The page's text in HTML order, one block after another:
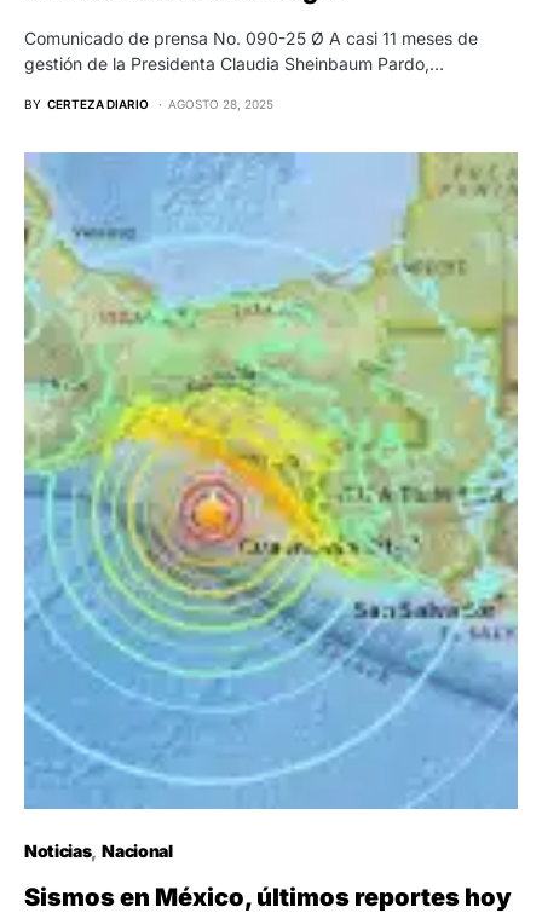
Comunicado de prensa No. 090-25 Ø A casi 11 meses de
gestión de la Presidenta Claudia Sheinbaum Pardo,…
BY CERTEZA DIARIO AGOSTO 28, 2025
Noticias Nacional
Sismos en México, últimos reportes hoy